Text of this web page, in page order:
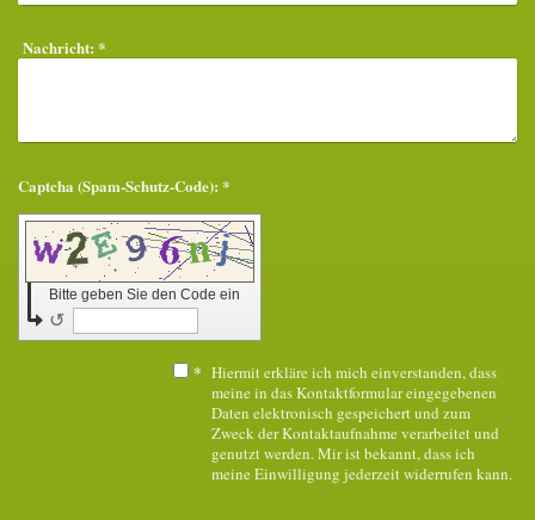
Nachricht: *
Captcha (Spam-Schutz-Code): *
Bitte geben Sie den Code ein
↺
* Hiermit erkläre ich mich einverstanden, dass
meine in das Kontaktformular eingegebenen
Daten elektronisch gespeichert und zum
Zweck der Kontaktaufnahme verarbeitet und
genutzt werden. Mir ist bekannt, dass ich
meine Einwilligung jederzeit widerrufen kann.